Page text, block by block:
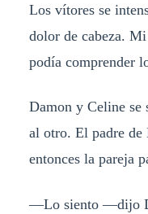
Los vítores se
dolor de cabeza.
podía comprender
Damon y Celine se
al otro. El padre de
entonces la pareja
—Lo siento —dijo